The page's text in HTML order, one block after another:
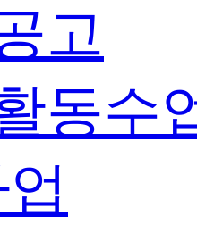
고
동수